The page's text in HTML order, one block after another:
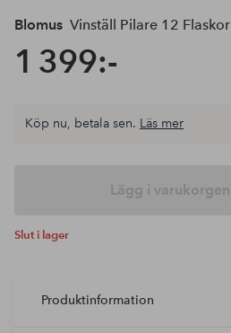
Blomus Vinställ Pilare 12 Flaskor
1 399:-
Köp nu, betala sen. Läs mer
Lägg i varukorgen
Slut i lager
Produktinformation